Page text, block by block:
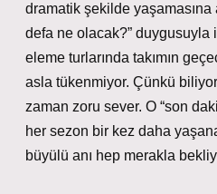
dramatik şekilde yaşamasına
defa ne olacak?” duygusuyla
eleme turlarında takımın
asla tükenmiyor. Çünkü
zaman zoru sever. O “son
her sezon bir kez daha
büyülü anı hep merakla